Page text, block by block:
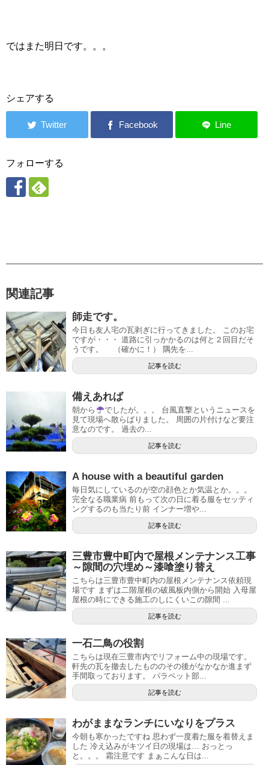
ではまた明日です。。。
シェアする
フォローする
関連記事
師走です。
今日も友人宅の瓦剥ぎに行ってきました。 このお宅
ですが・・・ 道路に引っかかるのは何と２回目だそ
うです。 （確かに！） 隅先を...
記事を読む
備えあれば
朝から
でしたが。。。 台風直撃というニュースを
見て現場へ散らばりました。 周囲の片付けなど要注
意なのです。 過去の...
記事を読む
A house with a beautiful garden
毎日気にしているのが空の顔色とか気温とか。。。
完全なる職業病 前もって次の日に着る服をセッティ
ングするのも当たり前 インナー増や...
記事を読む
三豊市豊中町内で屋根メンテナンス工事
～隙間の穴埋め～漆喰塗り替え
こちらは三豊市豊中町内の屋根メンテナンス依頼現
場です まずは二階屋根の破風板内側から開始 入母屋
屋根の時にできる施工のしにくいこの隙間 ...
記事を読む
一石二鳥の役割
こちらは現在三豊市内でリフォーム中の現場です。
軒先の瓦を撤去したもののその後がなかなか進まず
手間取っております。 パラペット部...
記事を読む
わがままなランチにいなりをプラス
今朝も寒かったですね 思わず一度着た服を着替えま
した 冷え込みがキツイ日の現場は… おっとっ
と。。。 霜注意です まぁこんな日は...